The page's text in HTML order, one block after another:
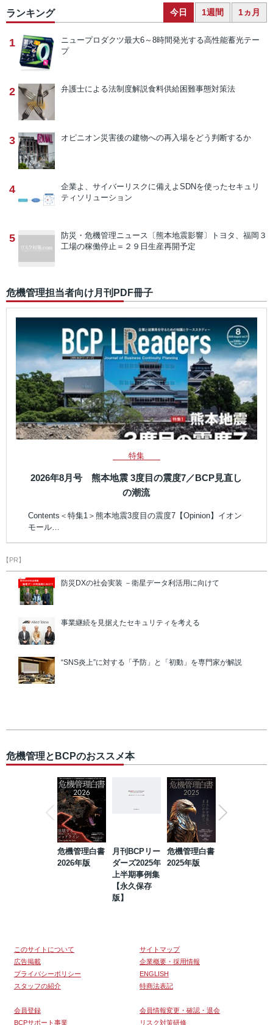
ランキング 今日 1週間 1ヵ月
1 ニュープロダクツ最大6～8時間発光する高性能蓄光テー
プ
2 弁護士による法制度解説食料供給困難事態対策法
3 オピニオン災害後の建物への再入場をどう判断するか
4 企業よ、サイバーリスクに備えよ SDNを使ったセキュリ
ティソリューション
5 防災・危機管理ニュース 〔熊本地震影響〕トヨタ、福岡３
工場の稼働停止＝２９日生産再開予定
危機管理担当者向け月刊PDF冊子
特集
2026年8月号 熊本地震 3度目の震度7／BCP見直し
の潮流
Contents＜特集1＞熊本地震3度目の震度7【Opinion】イオン
モール…
【PR】
防災DXの社会実装 －衛星データ利活用に向けて
事業継続を見据えたセキュリティを考える
“SNS炎上”に対する「予防」と「初動」を専門家が解説
危機管理とBCPのおススメ本
危機管理白書
2026年版
月刊BCPリー
ダーズ2025年
上半期事例集
【永久保存
版】
危機管理白書
2025年版
このサイトについて
サイトマップ
広告掲載
企業概要・採用情報
プライバシーポリシー
ENGLISH
スタッフの紹介
特商法表記
会員登録
会員情報変更・確認・退会
BCPサポート事業
リスク対策研修